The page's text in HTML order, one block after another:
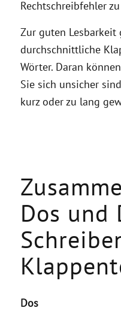
Rechtschreibfehler
Zur guten Lesbarkeit
durchschnittliche
Wörter. Daran
Sie sich unsicher
kurz oder zu lang
Dos und
Dos